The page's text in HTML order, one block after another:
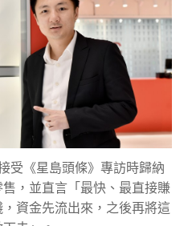
受《星島頭條》專訪時歸納
，並直言「最快、最直接賺
資金先流出來，之後再將這